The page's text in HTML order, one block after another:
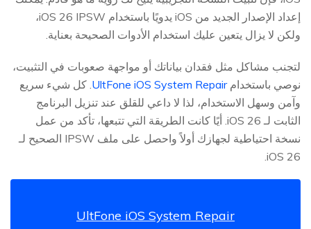
إعداد الإصدار الجديد من iOS يدويًا باستخدام iOS 26 IPSW،
ولكن لا يزال يتعين عليك استخدام الأدوات الصحيحة بعناية.
لتجنب مشاكل مثل فقدان بياناتك أو مواجهة صعوبات في التثبيت،
نوصي باستخدامUltFone iOS System Repair . كل شيء سريع
وآمن وسهل الاستخدام، لذا لا داعي للقلق عند تنزيل البرنامج
الثابت لـ iOS 26. أيًا كانت الطريقة التي تتبعها، تأكد من عمل
نسخة احتياطية لجهازك أولاً واحصل على ملف IPSW الصحيح لـ
iOS 26.
UltFone iOS System Repair